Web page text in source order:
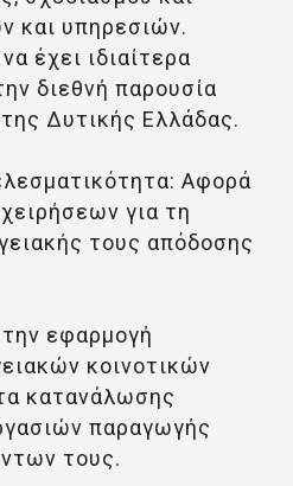
και υπηρεσιών.
έχει ιδιαίτερα
διεθνή παρουσία
Δυτικής Ελλάδας.
Αφορά
για τη
τους απόδοσης
εφαρμογή
κοινοτικών
κατανάλωσης
παραγωγής
τους.